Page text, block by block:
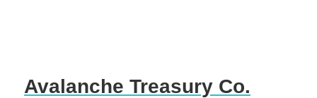
Avalanche Treasury Co.